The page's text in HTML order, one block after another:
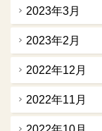
2023年3月
2023年2月
2022年12月
2022年11月